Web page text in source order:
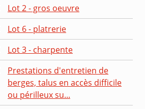
Lot 2 - gros oeuvre
Lot 6 - platrerie
Lot 3 - charpente
Prestations d'entretien de
berges, talus en accès difficile
ou périlleux su...